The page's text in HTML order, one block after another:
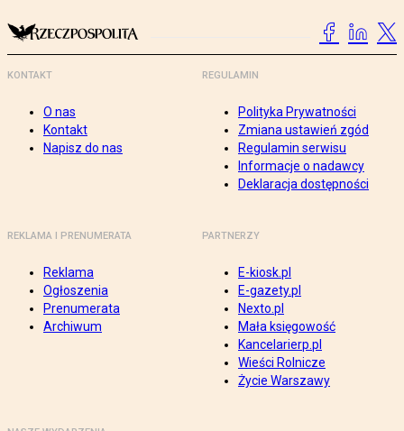
KONTAKT
O nas
Kontakt
Napisz do nas
REGULAMIN
Polityka Prywatności
Zmiana ustawień zgód
Regulamin serwisu
Informacje o nadawcy
Deklaracja dostępności
REKLAMA I PRENUMERATA
Reklama
Ogłoszenia
Prenumerata
Archiwum
PARTNERZY
E-kiosk.pl
E-gazety.pl
Nexto.pl
Mała księgowość
Kancelarierp.pl
Wieści Rolnicze
Życie Warszawy